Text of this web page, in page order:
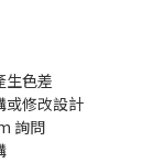
生色差
或修改設計
詢問